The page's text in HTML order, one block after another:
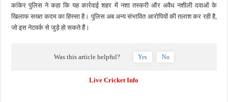
कांकेर पुलिस ने कहा कि यह कार्रवाई शहर में नशा तस्करी और अवैध नशीली दवाओं के
खिलाफ सख्त कदम का हिस्सा है। पुलिस अब अन्य संभावित आरोपियों की तलाश कर रही है,
जो इस नेटवर्क से जुड़े हो सकते हैं।
Was this article helpful? Yes No
Live Cricket Info